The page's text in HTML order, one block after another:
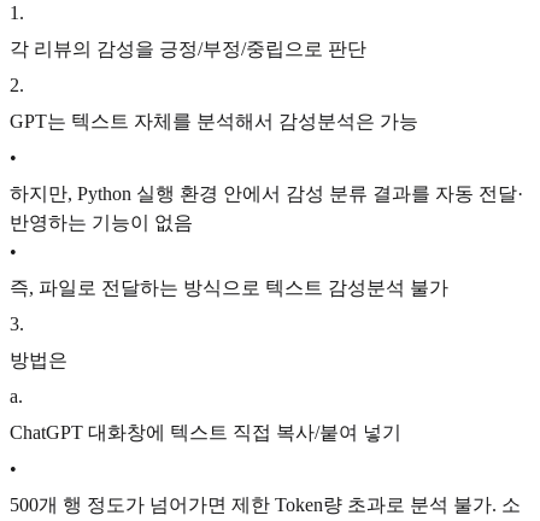
1 .
각 리뷰의 감성을 긍정/부정/중립으로 판단
2.
GPT는 텍스트 자체를 분석해서 감성분석은 가능
•
하지만, Python 실행 환경 안에서 감성 분류 결과를 자동 전달·
반영하는 기능이 없음
•
즉, 파일로 전달하는 방식으로 텍스트 감성분석 불가
3.
방법은
a.
ChatGPT 대화창에 텍스트 직접 복사/붙여 넣기
•
500개 행 정도가 넘어가면 제한 Token량 초과로 분석 불가. 소